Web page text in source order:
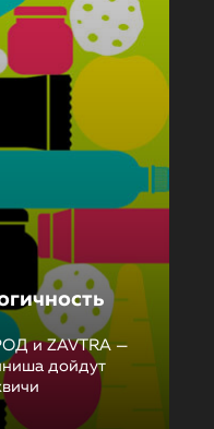
и ZAVTRA —
дойдут